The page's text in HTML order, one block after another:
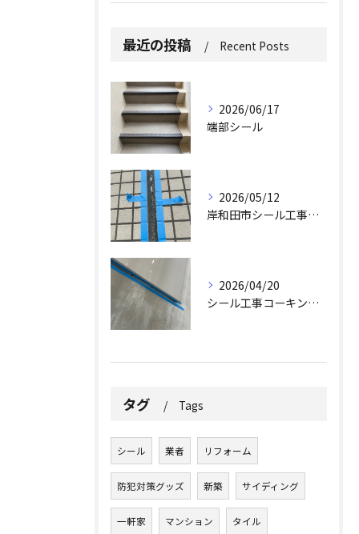
最近の投稿 Recent Posts
2026/06/17
端部シール
2026/05/12
岸和田市シール工事求人
2026/04/20
シール工事コーキング工事
タグ Tags
シール 業者 リフォーム
防犯対策グッズ 新築 サイディング
一軒家 マンション タイル